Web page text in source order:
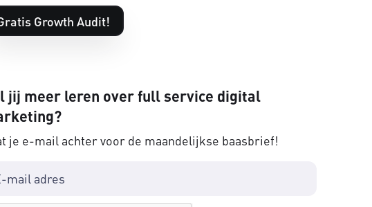
Growth Audit!
jij meer leren over full service digital
je e-mail achter voor de maandelijkse baasbrief!